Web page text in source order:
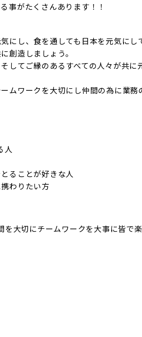
事がたくさんあります！！
にし、食を通しても日本を元気にし
創造しましょう。
してご縁のあるすべての人々が共に
ムワークを大切にし仲間の為に業務
人
ることが好きな人
わりたい方
大切にチームワークを大事に皆で